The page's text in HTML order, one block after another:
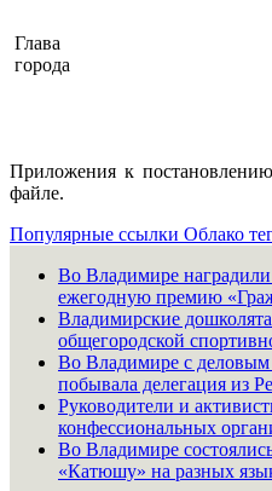
Глава
города
Приложения к
файле.
Популярные ссылки Облако
Во Владимире
ежегодную премию
Владимирские
общегородской
Во Владимире с
побывала делегация из
Руководители и
конфессиональных
Во Владимире
«Катюшу» на разных